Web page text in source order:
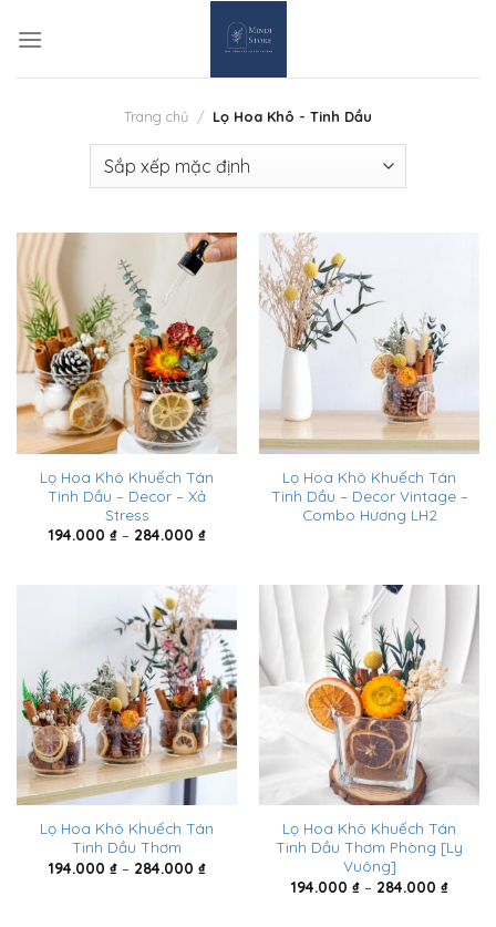
Trang chủ / Lọ Hoa Khô - Tinh Dầu
Lọ Hoa Khô Khuếch Tán
Tinh Dầu – Decor – Xả
Stress
194.000 ₫ – 284.000 ₫Khoảng
đến
284.000 ₫
Lọ Hoa Khô Khuếch Tán
Tinh Dầu – Decor Vintage –
Combo Hương LH2
Lọ Hoa Khô Khuếch Tán
Tinh Dầu Thơm
194.000 ₫ – 284.000 ₫Khoảng
Lọ Hoa Khô Khuếch Tán
Tinh Dầu Thơm Phòng [Ly
Vuông]
194.000 ₫ – 284.000 ₫